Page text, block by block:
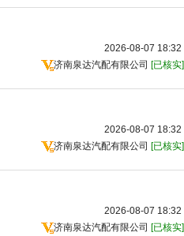
2026-08-07 18:32
济南泉达汽配有限公司 [已核实]
2026-08-07 18:32
济南泉达汽配有限公司 [已核实]
2026-08-07 18:32
济南泉达汽配有限公司 [已核实]